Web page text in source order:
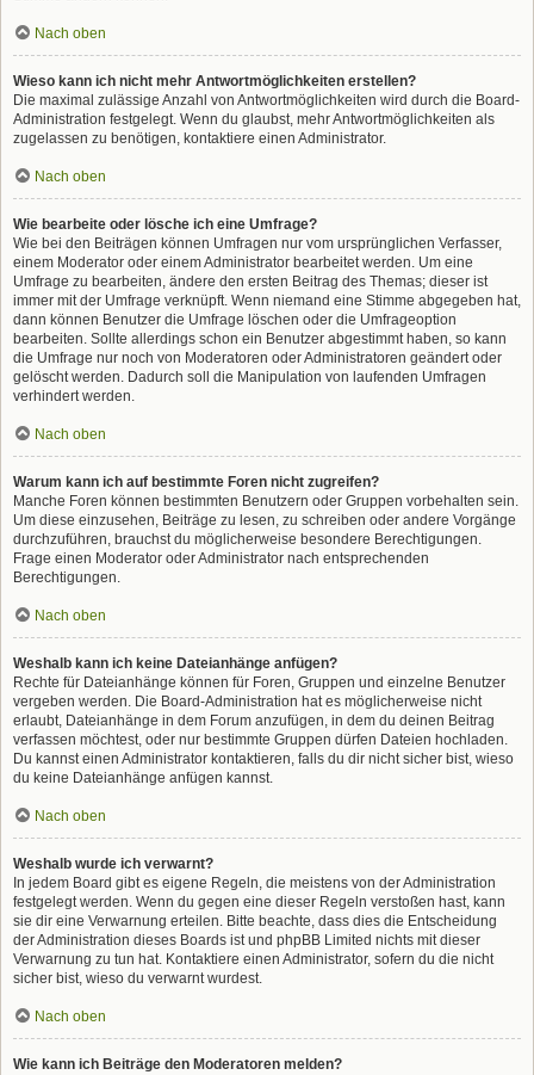
Nach oben
Wieso kann ich nicht mehr Antwortmöglichkeiten erstellen?
Die maximal zulässige Anzahl von Antwortmöglichkeiten wird durch die Board-
Administration festgelegt. Wenn du glaubst, mehr Antwortmöglichkeiten als
zugelassen zu benötigen, kontaktiere einen Administrator.
Nach oben
Wie bearbeite oder lösche ich eine Umfrage?
Wie bei den Beiträgen können Umfragen nur vom ursprünglichen Verfasser,
einem Moderator oder einem Administrator bearbeitet werden. Um eine
Umfrage zu bearbeiten, ändere den ersten Beitrag des Themas; dieser ist
immer mit der Umfrage verknüpft. Wenn niemand eine Stimme abgegeben hat,
dann können Benutzer die Umfrage löschen oder die Umfrageoption
bearbeiten. Sollte allerdings schon ein Benutzer abgestimmt haben, so kann
die Umfrage nur noch von Moderatoren oder Administratoren geändert oder
gelöscht werden. Dadurch soll die Manipulation von laufenden Umfragen
verhindert werden.
Nach oben
Warum kann ich auf bestimmte Foren nicht zugreifen?
Manche Foren können bestimmten Benutzern oder Gruppen vorbehalten sein.
Um diese einzusehen, Beiträge zu lesen, zu schreiben oder andere Vorgänge
durchzuführen, brauchst du möglicherweise besondere Berechtigungen.
Frage einen Moderator oder Administrator nach entsprechenden
Berechtigungen.
Nach oben
Weshalb kann ich keine Dateianhänge anfügen?
Rechte für Dateianhänge können für Foren, Gruppen und einzelne Benutzer
vergeben werden. Die Board-Administration hat es möglicherweise nicht
erlaubt, Dateianhänge in dem Forum anzufügen, in dem du deinen Beitrag
verfassen möchtest, oder nur bestimmte Gruppen dürfen Dateien hochladen.
Du kannst einen Administrator kontaktieren, falls du dir nicht sicher bist, wieso
du keine Dateianhänge anfügen kannst.
Nach oben
Weshalb wurde ich verwarnt?
In jedem Board gibt es eigene Regeln, die meistens von der Administration
festgelegt werden. Wenn du gegen eine dieser Regeln verstoßen hast, kann
sie dir eine Verwarnung erteilen. Bitte beachte, dass dies die Entscheidung
der Administration dieses Boards ist und phpBB Limited nichts mit dieser
Verwarnung zu tun hat. Kontaktiere einen Administrator, sofern du die nicht
sicher bist, wieso du verwarnt wurdest.
Nach oben
Wie kann ich Beiträge den Moderatoren melden?